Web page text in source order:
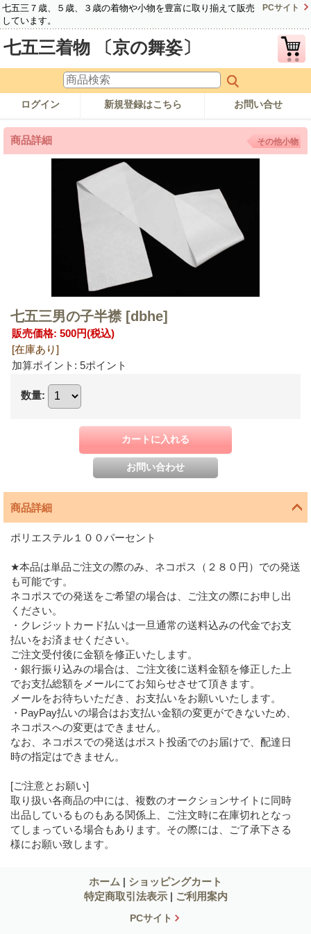
七五三７歳、５歳、３歳の着物や小物を豊富に取り揃えて販売
しています。
PCサイト
七五三着物 〔京の舞姿〕
ログイン 新規登録はこちら お問い合せ
商品詳細 その他小物
七五三男の子半襟 [dbhe]
販売価格: 500円(税込)
[在庫あり]
加算ポイント: 5ポイント
数量:
商品詳細
ポリエステル１００パーセント
★本品は単品ご注文の際のみ、ネコポス（２８０円）での発送
も可能です。
ネコポスでの発送をご希望の場合は、ご注文の際にお申し出
ください。
・クレジットカード払いは一旦通常の送料込みの代金でお支
払いをお済ませください。
ご注文受付後に金額を修正いたします。
・銀行振り込みの場合は、ご注文後に送料金額を修正した上
でお支払総額をメールにてお知らせさせて頂きます。
メールをお待ちいただき、お支払いをお願いいたします。
・PayPay払いの場合はお支払い金額の変更ができないため、
ネコポスへの変更はできません。
なお、ネコポスでの発送はポスト投函でのお届けで、配達日
時の指定はできません。
[ご注意とお願い]
取り扱い各商品の中には、複数のオークションサイトに同時
出品しているものもある関係上、ご注文時に在庫切れとなっ
てしまっている場合もあります。その際には、ご了承下さる
様にお願い致します。
ホーム | ショッピングカート
特定商取引法表示 | ご利用案内
PCサイト